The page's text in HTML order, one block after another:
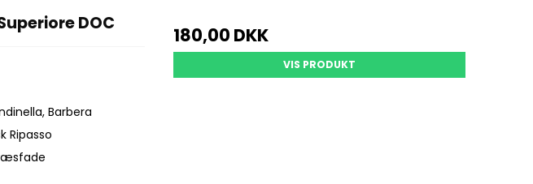
DOC
Barbera
Ripasso
180,00 DKK
VIS PRODUKT